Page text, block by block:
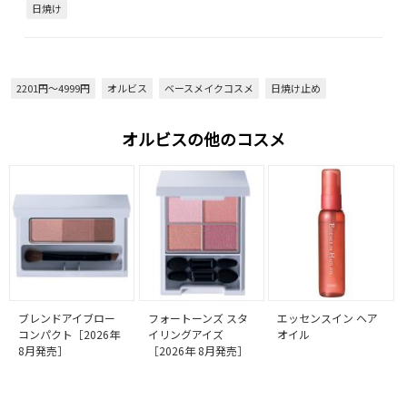
日焼け
2201円～4999円 オルビス ベースメイクコスメ 日焼け止め
オルビスの他のコスメ
ブレンドアイブロー
コンパクト［2026年
8月発売］
フォートーンズ スタ
イリングアイズ
［2026年 8月発売］
エッセンスイン ヘア
オイル